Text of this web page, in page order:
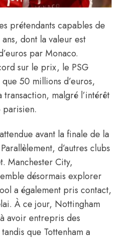
prétendants capables de
dont la valeur est
par Monaco.
sur le prix, le PSG
50 millions d’euros,
malgré l’intérêt
avant la finale de la
d’autres clubs
Manchester City,
désormais explorer
a également pris contact,
À ce jour, Nottingham
avoir entrepris des
que Tottenham a